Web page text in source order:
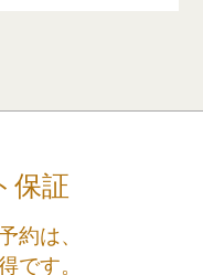
保証
約は、
です。